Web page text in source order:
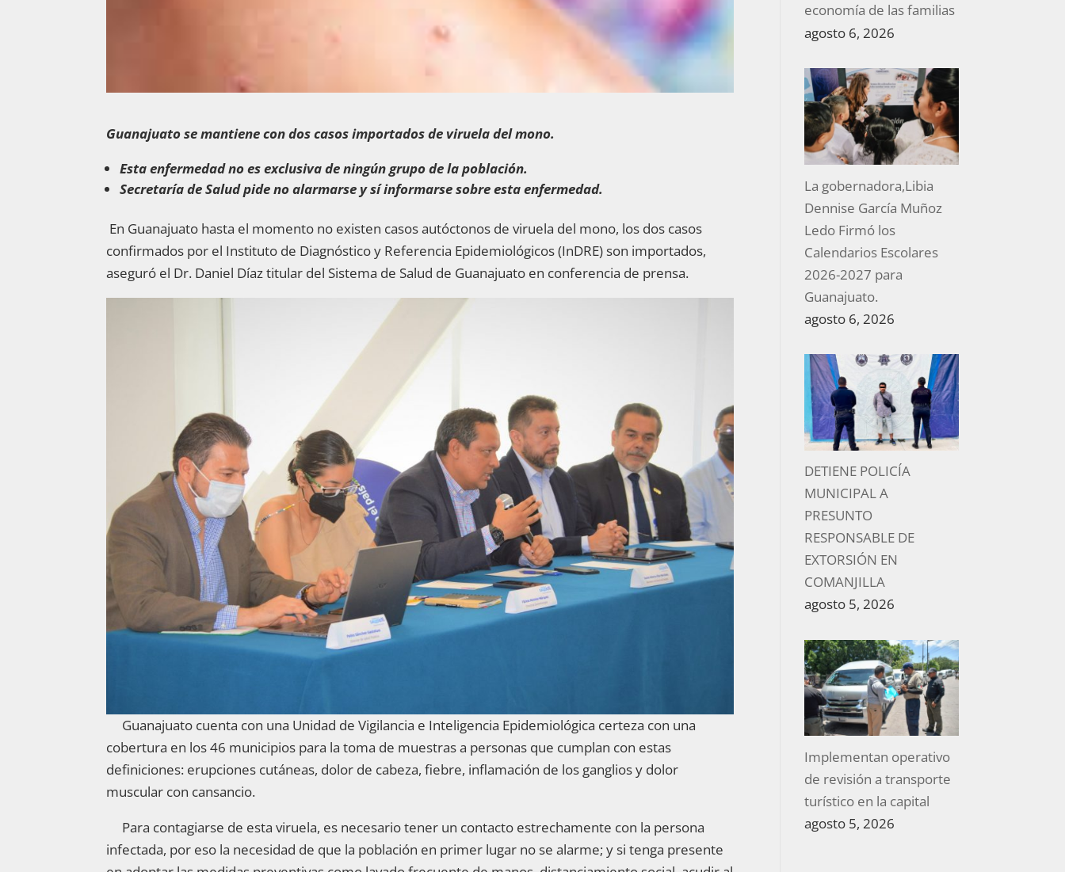
Guanajuato se mantiene con dos casos importados de viruela del mono.
Esta enfermedad no es exclusiva de ningún grupo de la población.
Secretaría de Salud pide no alarmarse y sí informarse sobre esta enfermedad.
En Guanajuato hasta el momento no existen casos autóctonos de viruela del mono, los dos casos
confirmados por el Instituto de Diagnóstico y Referencia Epidemiológicos (InDRE) son importados,
aseguró el Dr. Daniel Díaz titular del Sistema de Salud de Guanajuato en conferencia de prensa.
Guanajuato cuenta con una Unidad de Vigilancia e Inteligencia Epidemiológica certeza con una
cobertura en los 46 municipios para la toma de muestras a personas que cumplan con estas
definiciones: erupciones cutáneas, dolor de cabeza, fiebre, inflamación de los ganglios y dolor
muscular con cansancio.
Para contagiarse de esta viruela, es necesario tener un contacto estrechamente con la persona
infectada, por eso la necesidad de que la población en primer lugar no se alarme; y si tenga presente
economía de las familias
agosto 6, 2026
La gobernadora,Libia
Dennise García Muñoz
Ledo Firmó los
Calendarios Escolares
2026-2027 para
Guanajuato.
agosto 6, 2026
DETIENE POLICÍA
MUNICIPAL A
PRESUNTO
RESPONSABLE DE
EXTORSIÓN EN
COMANJILLA
agosto 5, 2026
Implementan operativo
de revisión a transporte
turístico en la capital
agosto 5, 2026